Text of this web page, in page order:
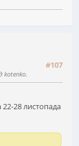
#107
kotenko.
28 листопада